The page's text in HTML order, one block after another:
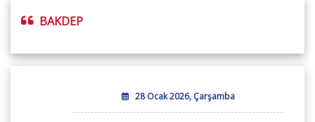
BAKDEP
28 Ocak 2026, Çarşamba